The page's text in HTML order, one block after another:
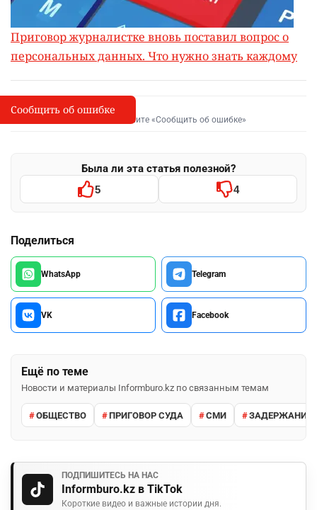
Приговор журналистке вновь поставил вопрос о
персональных данных. Что нужно знать каждому
I
Сообщить об опечатке
Выделите фрагмент и нажмите «Сообщить об ошибке»
Была ли эта статья полезной?
5 4
Поделиться
WhatsApp Telegram
VK Facebook
Ещё по теме
Новости и материалы Informburo.kz по связанным темам
ОБЩЕСТВО ПРИГОВОР СУДА СМИ ЗАДЕРЖАНИЕ
ПОДПИШИТЕСЬ НА НАС
Informburo.kz в TikTok
Короткие видео и важные истории дня.
Сообщить об ошибке